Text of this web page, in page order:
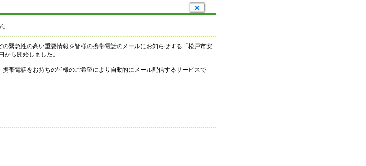
緊急性の高い重要情報を皆様の携帯電話のメールにお知らせする「松戸市安
から開始しました。
帯電話をお持ちの皆様のご希望により自動的にメール配信するサービスで